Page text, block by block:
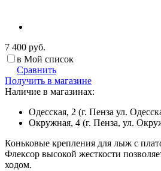
7 400 руб.
в Мой список
Сравнить
Получить в магазине
Наличие в магазинах:
Одесская, 2 (г. Пенза ул.
Окружная, 4 (г. Пенза, ул.
Коньковые крепления для лыж с
Флексор высокой жесткости
ходом.